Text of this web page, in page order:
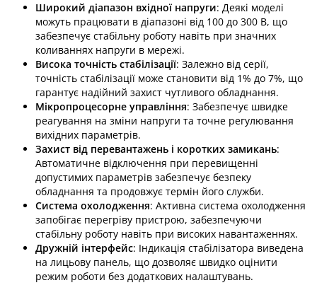
Широкий діапазон вхідної напруги: Деякі моделі
можуть працювати в діапазоні від 100 до 300 В, що
забезпечує стабільну роботу навіть при значних
коливаннях напруги в мережі. ​
Висока точність стабілізації: Залежно від серії,
точність стабілізації може становити від 1% до 7%, що
гарантує надійний захист чутливого обладнання. ​
Мікропроцесорне управління: Забезпечує швидке
реагування на зміни напруги та точне регулювання
вихідних параметрів. ​
Захист від перевантажень і коротких замикань:
Автоматичне відключення при перевищенні
допустимих параметрів забезпечує безпеку
обладнання та продовжує термін його служби. ​
Система охолодження: Активна система охолодження
запобігає перегріву пристрою, забезпечуючи
стабільну роботу навіть при високих навантаженнях. ​
Дружній інтерфейс: Індикація стабілізатора виведена
на лицьову панель, що дозволяє швидко оцінити
режим роботи без додаткових налаштувань. ​